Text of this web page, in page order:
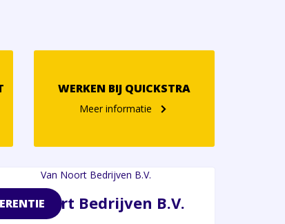
WERKEN BIJ QUICKSTRA
Meer informatie
Noort Bedrijven B.V.